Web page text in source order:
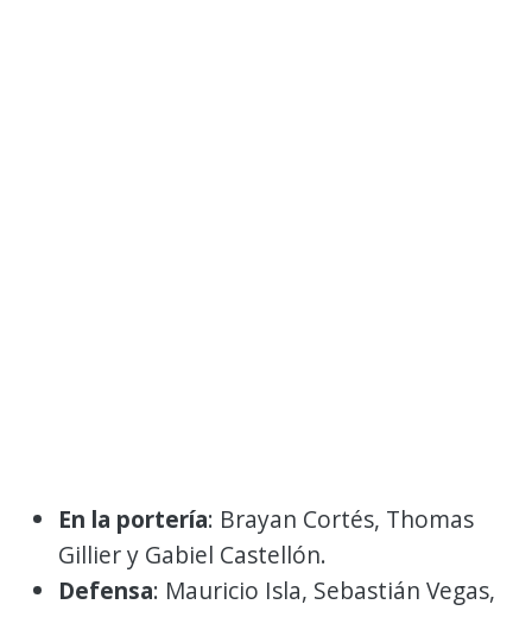
En la portería: Brayan Cortés, Thomas
Gillier y Gabiel Castellón.
Defensa: Mauricio Isla, Sebastián Vegas,